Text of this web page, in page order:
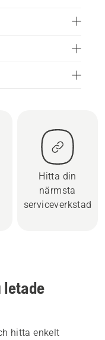
Hitta din
närmsta
serviceverkstad
letade
hitta enkelt